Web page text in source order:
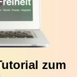
zum